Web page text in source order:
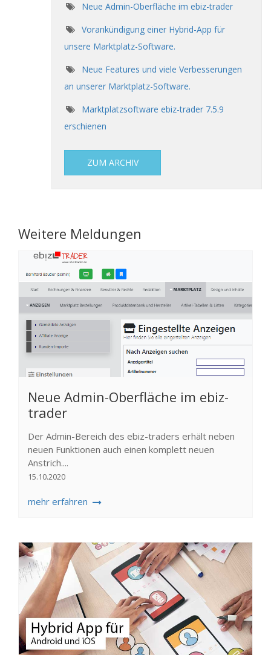
Neue Admin-Oberfläche im ebiz-trader
Vorankündigung einer Hybrid-App für
unsere Marktplatz-Software.
Neue Features und viele Verbesserungen
an unserer Marktplatz-Software.
Marktplatzsoftware ebiz-trader 7.5.9
erschienen
ZUM ARCHIV
Weitere Meldungen
Neue Admin-Oberfläche im ebiz-
trader
Der Admin-Bereich des ebiz-traders erhält neben
neuen Funktionen auch einen komplett neuen
Anstrich....
15.10.2020
mehr erfahren